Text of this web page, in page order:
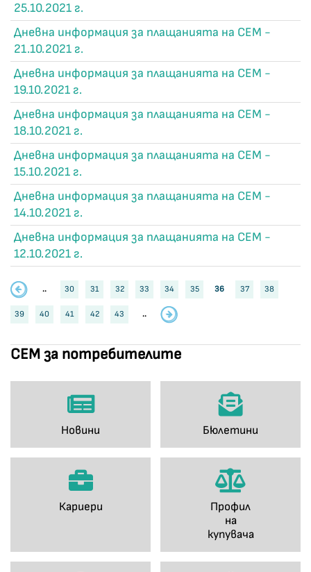
СЕМ за потребителите
Новини Бюлетини
Кариери
Профил
на
купувача
25.10.2021 г.
Дневна информация за плащанията на СЕМ -
21.10.2021 г.
Дневна информация за плащанията на СЕМ -
19.10.2021 г.
Дневна информация за плащанията на СЕМ -
18.10.2021 г.
Дневна информация за плащанията на СЕМ -
15.10.2021 г.
Дневна информация за плащанията на СЕМ -
14.10.2021 г.
Дневна информация за плащанията на СЕМ -
12.10.2021 г.
.. 30 31 32 33 34 35 36 37 38
39 40 41 42 43 ..